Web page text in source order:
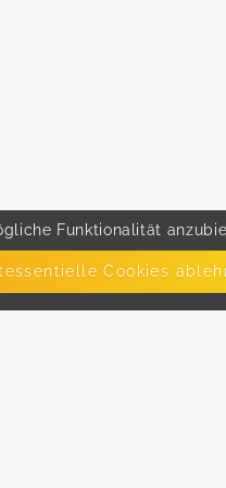
Funktionalität
Cookies